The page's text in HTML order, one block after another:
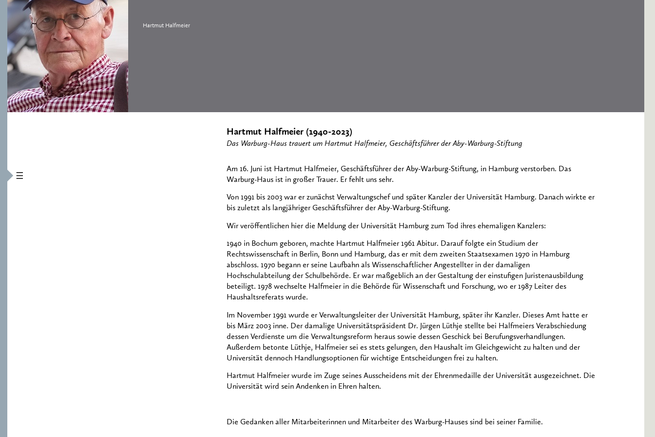
Hartmut Halfmeier
Hartmut Halfmeier (1940-2023)
Das Warburg-Haus trauert um Hartmut Halfmeier, Geschäftsführer der Aby-Warburg-Stiftung
Am 16. Juni ist Hartmut Halfmeier, Geschäftsführer der Aby-Warburg-Stiftung, in Hamburg verstorben. Das
Warburg-Haus ist in großer Trauer. Er fehlt uns sehr.
Von 1991 bis 2003 war er zunächst Verwaltungschef und später Kanzler der Universität Hamburg. Danach wirkte er
bis zuletzt als langjähriger Geschäftsführer der Aby-Warburg-Stiftung.
Wir veröffentlichen hier die Meldung der Universität Hamburg zum Tod ihres ehemaligen Kanzlers:
1940 in Bochum geboren, machte Hartmut Halfmeier 1961 Abitur. Darauf folgte ein Studium der
Rechtswissenschaft in Berlin, Bonn und Hamburg, das er mit dem zweiten Staatsexamen 1970 in Hamburg
abschloss. 1970 begann er seine Laufbahn als Wissenschaftlicher Angestellter in der damaligen
Hochschulabteilung der Schulbehörde. Er war maßgeblich an der Gestaltung der einstufigen Juristenausbildung
beteiligt. 1978 wechselte Halfmeier in die Behörde für Wissenschaft und Forschung, wo er 1987 Leiter des
Haushaltsreferats wurde.
Im November 1991 wurde er Verwaltungsleiter der Universität Hamburg, später ihr Kanzler. Dieses Amt hatte er
bis März 2003 inne. Der damalige Universitätspräsident Dr. Jürgen Lüthje stellte bei Halfmeiers Verabschiedung
dessen Verdienste um die Verwaltungsreform heraus sowie dessen Geschick bei Berufungsverhandlungen.
Außerdem betonte Lüthje, Halfmeier sei es stets gelungen, den Haushalt im Gleichgewicht zu halten und der
Universität dennoch Handlungsoptionen für wichtige Entscheidungen frei zu halten.
Hartmut Halfmeier wurde im Zuge seines Ausscheidens mit der Ehrenmedaille der Universität ausgezeichnet. Die
Universität wird sein Andenken in Ehren halten.
Die Gedanken aller Mitarbeiterinnen und Mitarbeiter des Warburg-Hauses sind bei seiner Familie.